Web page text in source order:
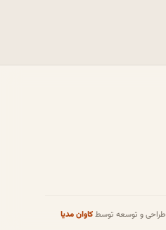
طراحی و توسعه توسطکاوان مدیا